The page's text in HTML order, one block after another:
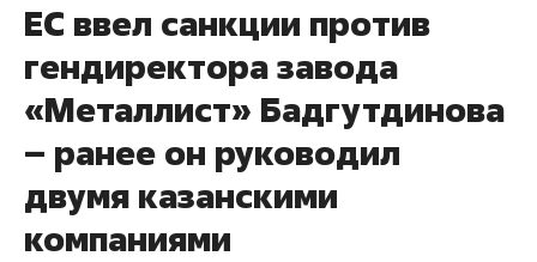
ЕС ввел санкции против
гендиректора завода
«Металлист» Бадгутдинова
– ранее он руководил
двумя казанскими
компаниями